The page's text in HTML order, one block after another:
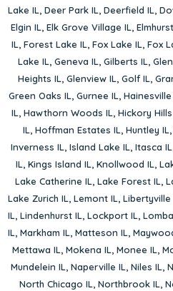
Lake IL, Deer Park IL, Deerfield IL,
Elgin IL, Elk Grove Village IL,
IL, Forest Lake IL, Fox Lake IL, Fox
Lake IL, Geneva IL, Gilberts IL,
Heights IL, Glenview IL, Golf IL,
Green Oaks IL, Gurnee IL, Hainesville
IL, Hawthorn Woods IL, Hickory
IL, Hoffman Estates IL, Huntley IL,
Inverness IL, Island Lake IL, Itasca IL
IL, Kings Island IL, Knollwood IL,
Lake Catherine IL, Lake Forest IL,
Lake Zurich IL, Lemont IL, Libertyville
IL, Lindenhurst IL, Lockport IL,
IL, Markham IL, Matteson IL,
Mettawa IL, Mokena IL, Monee IL,
Mundelein IL, Naperville IL, Niles IL,
North Chicago IL, Northbrook IL,